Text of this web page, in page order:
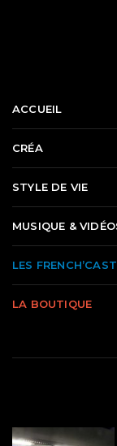
ACCUEIL
CRÉA
STYLE DE VIE
MUSIQUE &
LES FRENCH’CAST
LA BOUTIQUE